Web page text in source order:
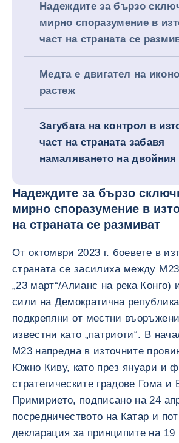
Надеждите за бързо
мирно споразумение в
част на страната се
Медта е двигател на
растеж
Загубата на контрол в
част на страната забавя
намаляването на
Надеждите за бързо
мирно споразумение в
на страната се размиват
От октомври 2023 г. боевете в
страната се засилиха между
„23 март“/Алианс на река
сили на Демократична
подкрепяни от местни
известни като „патриоти“. В
М23 напредна в източните
Южно Киву, като през януари и
стратегическите градове Гома и
Примирието, подписано на 24
посредничеството на Катар и
декларация за принципите на